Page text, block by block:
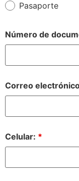
Pasaporte
Número de
Correo
Celular: *